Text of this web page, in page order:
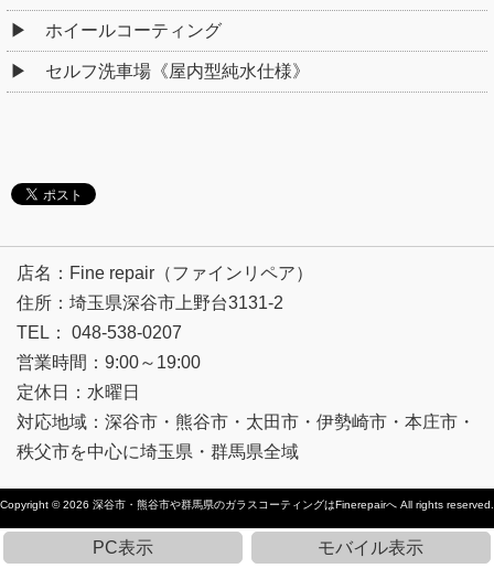
ホイールコーティング
セルフ洗車場《屋内型純水仕様》
店名：Fine repair（ファインリペア）
住所：埼玉県深谷市上野台3131-2
TEL： 048-538-0207
営業時間：9:00～19:00
定休日：水曜日
対応地域：深谷市・熊谷市・太田市・伊勢崎市・本庄市・
秩父市を中心に埼玉県・群馬県全域
Copyright © 2026 深谷市・熊谷市や群馬県のガラスコーティングはFinerepairへ All rights reserved.
PC表示 モバイル表示